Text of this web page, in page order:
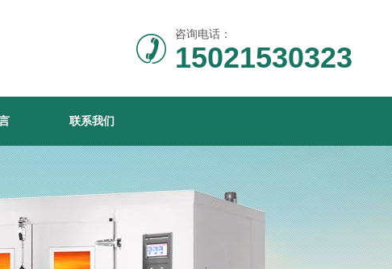
咨询电话：
15021530323
联系我们